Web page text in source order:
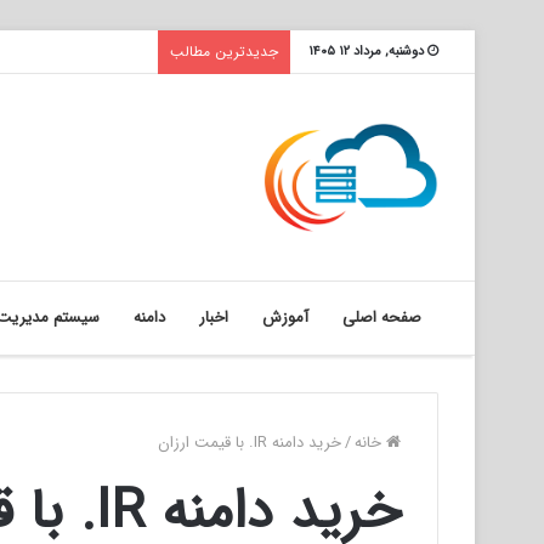
دوشنبه, مرداد ۱۲ ۱۴۰۵ جدیدترین مطالب
صفحه اصلی آموزش اخبار دامنه سیستم
خانه/خرید دامنه IR. با قیمت ارزان
خرید دامنه IR. با قیمت ارزان